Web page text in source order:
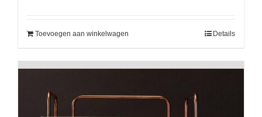
Toevoegen aan winkelwagen Details